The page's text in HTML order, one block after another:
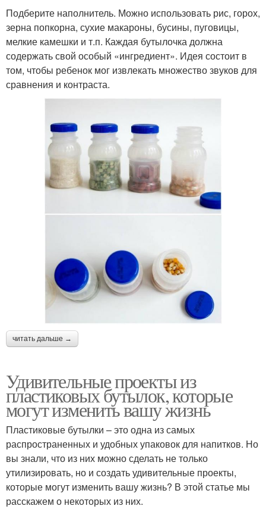
Подберите наполнитель. Можно использовать рис, горох,
зерна попкорна, сухие макароны, бусины, пуговицы,
мелкие камешки и т.п. Каждая бутылочка должна
содержать свой особый «ингредиент». Идея состоит в
том, чтобы ребенок мог извлекать множество звуков для
сравнения и контраста.
читать дальше →
Удивительные проекты из
пластиковых бутылок, которые
могут изменить вашу жизнь
Пластиковые бутылки – это одна из самых
распространенных и удобных упаковок для напитков. Но
вы знали, что из них можно сделать не только
утилизировать, но и создать удивительные проекты,
которые могут изменить вашу жизнь? В этой статье мы
расскажем о некоторых из них.